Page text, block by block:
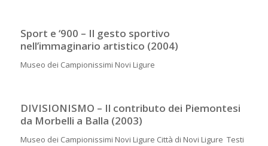
Sport e ‘900 – Il gesto sportivo
nell’immaginario artistico (2004)
Museo dei Campionissimi Novi Ligure
DIVISIONISMO – Il contributo dei Piemontesi
da Morbelli a Balla (2003)
Museo dei Campionissimi Novi Ligure Città di Novi Ligure Testi